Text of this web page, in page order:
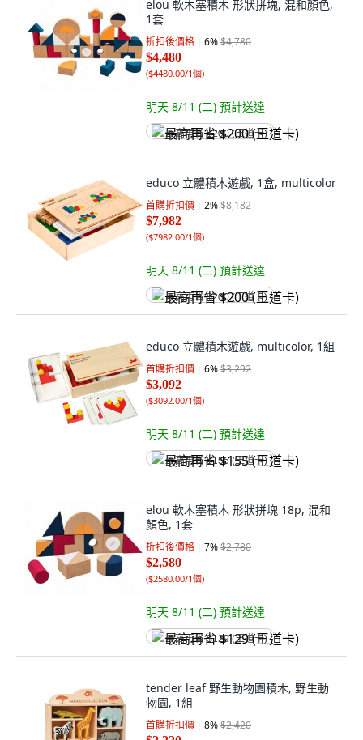
elou 軟木塞積木 形狀拼塊, 混和顏色,
1套
折扣後價格 6%$4,780
$4,480
($4480.00/1個)
明天 8/11 (二) 預計送達
最高再省 $200 (王道卡)
educo 立體積木遊戲, 1盒, multicolor
首購折扣價 2%$8,182
$7,982
($7982.00/1個)
明天 8/11 (二) 預計送達
最高再省 $200 (王道卡)
educo 立體積木遊戲, multicolor, 1組
首購折扣價 6%$3,292
$3,092
($3092.00/1個)
明天 8/11 (二) 預計送達
最高再省 $155 (王道卡)
elou 軟木塞積木 形狀拼塊 18p, 混和
顏色, 1套
折扣後價格 7%$2,780
$2,580
($2580.00/1個)
明天 8/11 (二) 預計送達
最高再省 $129 (王道卡)
tender leaf 野生動物園積木, 野生動
物園, 1組
首購折扣價 8%$2,420